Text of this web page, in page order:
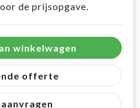
de prijsopgave.
winkelwagen
offerte